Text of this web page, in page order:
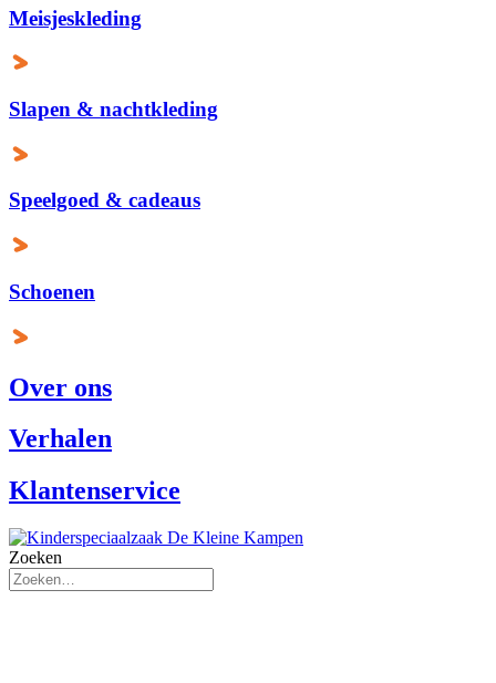
Meisjeskleding
Slapen & nachtkleding
Speelgoed & cadeaus
Schoenen
Over ons
Verhalen
Klantenservice
Zoeken